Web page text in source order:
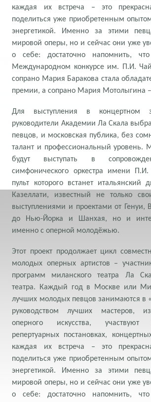
каждая их встреча – это
поделиться уже приобретенным
энергетикой. Именно за этими
мировой оперы, но и сейчас они уже
о себе: достаточно напомнить,
Международном конкурсе им. П.И.
сопрано Мария Баракова стала
премии, а сопрано Мария Мотолыгина –
Для выступления в концертном
руководители Академии Ла Скала
певцов, и московская публика, без
талант и профессиональный уровень.
будут выступать в
симфонического оркестра имени П.И.
пульт которого встанет итальянский
Казеллати, известный не только
выступлениями и проектами от Генуи,
до Нью-Йорка и Шанхая, но и
именно с оперной молодёжью.
Этот проект продолжает цикл
молодых оперных артистов –
программ миланского театра Ла
театра. Каждый год в Москве или
лучших молодых певцов занимаются в
руководством лучших мастеров,
оперного искусства,
репертуарных постановках,
каждая их встреча – это
поделиться уже приобретенным
энергетикой. Именно за этими
мировой оперы, но и сейчас они уже
о себе: достаточно напомнить,